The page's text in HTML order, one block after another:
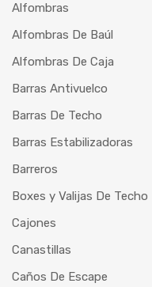
Alfombras
Alfombras De Baúl
Alfombras De Caja
Barras Antivuelco
Barras De Techo
Barras Estabilizadoras
Barreros
Boxes y Valijas De Techo
Cajones
Canastillas
Caños De Escape